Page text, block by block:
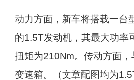
动力方面，新车将搭载一台
的1.5T发动机，其最大功率
扭矩为210Nm。传动方面
变速箱。（文章配图均为